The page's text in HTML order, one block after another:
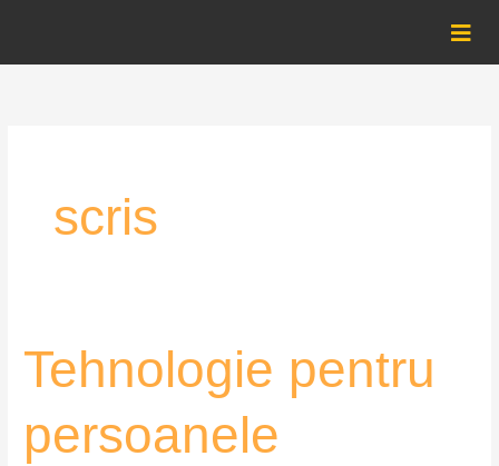
content
scris
Tehnologie pentru
persoanele
Tehnologie
pentru
paralizate